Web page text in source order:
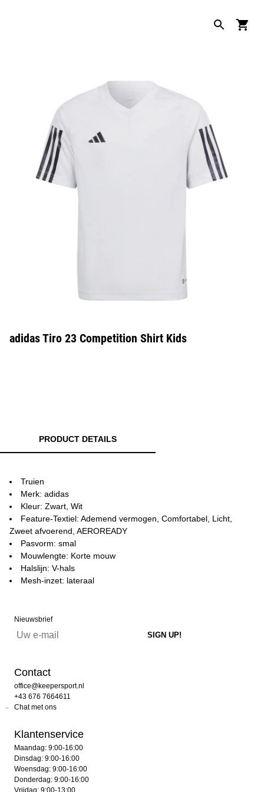
adidas Tiro 23 Competition Shirt Kids
PRODUCT DETAILS
Truien
Merk: adidas
Kleur: Zwart, Wit
Feature-Textiel: Ademend vermogen, Comfortabel, Licht,
Zweet afvoerend, AEROREADY
Pasvorm: smal
Mouwlengte: Korte mouw
Halslijn: V-hals
Mesh-inzet: lateraal
Nieuwsbrief
Contact
office@keepersport.nl
+43 676 7664611
Chat met ons
Klantenservice
Maandag: 9:00-16:00
Dinsdag: 9:00-16:00
Woensdag: 9:00-16:00
Donderdag: 9:00-16:00
Vrijdag: 9:00-13:00